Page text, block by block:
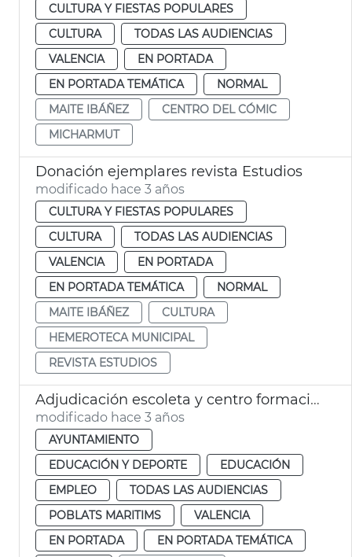
CULTURA Y FIESTAS POPULARES
CULTURA
TODAS LAS AUDIENCIAS
VALENCIA
EN PORTADA
EN PORTADA TEMÁTICA
NORMAL
MAITE IBÁÑEZ
CENTRO DEL CÓMIC
MICHARMUT
Donación ejemplares revista Estudios
modificado hace 3 años
CULTURA Y FIESTAS POPULARES
CULTURA
TODAS LAS AUDIENCIAS
VALENCIA
EN PORTADA
EN PORTADA TEMÁTICA
NORMAL
MAITE IBÁÑEZ
CULTURA
HEMEROTECA MUNICIPAL
REVISTA ESTUDIOS
Adjudicación escoleta y centro formación Cabanyal
modificado hace 3 años
AYUNTAMIENTO
EDUCACIÓN Y DEPORTE
EDUCACIÓN
EMPLEO
TODAS LAS AUDIENCIAS
POBLATS MARITIMS
VALENCIA
EN PORTADA
EN PORTADA TEMÁTICA